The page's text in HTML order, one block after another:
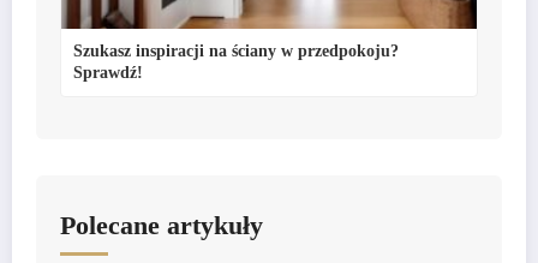
Szukasz inspiracji na ściany w przedpokoju?
Sprawdź!
Polecane artykuły